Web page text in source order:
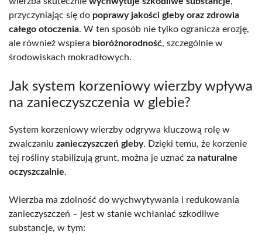
przyczyniając się do poprawy jakości gleby oraz zdrowia
całego otoczenia. W ten sposób nie tylko ogranicza erozję,
ale również wspiera bioróżnorodność, szczególnie w
środowiskach mokradłowych.
Jak system korzeniowy wierzby wpływa
na zanieczyszczenia w glebie?
System korzeniowy wierzby odgrywa kluczową rolę w
zwalczaniu zanieczyszczeń gleby. Dzięki temu, że korzenie
tej rośliny stabilizują grunt, można je uznać za naturalne
oczyszczalnie.
Wierzba ma zdolność do wychwytywania i redukowania
zanieczyszczeń – jest w stanie wchłaniać szkodliwe
substancje, w tym: